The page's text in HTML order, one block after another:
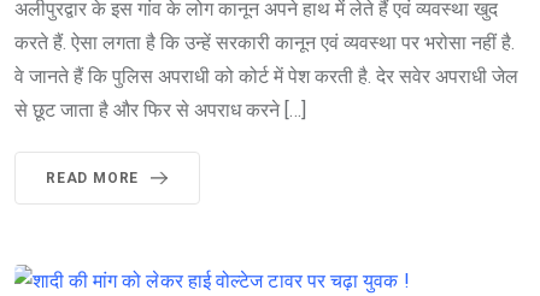
अलीपुरद्वार के इस गांव के लोग कानून अपने हाथ में लेते हैं एवं व्यवस्था खुद
करते हैं. ऐसा लगता है कि उन्हें सरकारी कानून एवं व्यवस्था पर भरोसा नहीं है.
वे जानते हैं कि पुलिस अपराधी को कोर्ट में पेश करती है. देर सवेर अपराधी जेल
से छूट जाता है और फिर से अपराध करने […]
READ MORE